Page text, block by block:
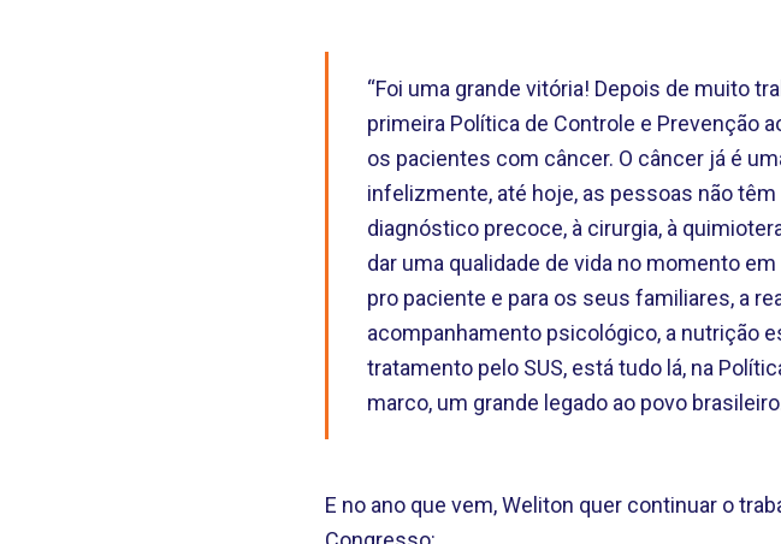
“Foi uma grande vitória! Depois de muito
primeira Política de Controle e Prevenção
os pacientes com câncer. O câncer já é
infelizmente, até hoje, as pessoas não
diagnóstico precoce, à cirurgia, à
dar uma qualidade de vida no momento
pro paciente e para os seus familiares, a
acompanhamento psicológico, a nutrição
tratamento pelo SUS, está tudo lá, na
marco, um grande legado ao povo
E no ano que vem, Weliton quer continuar o